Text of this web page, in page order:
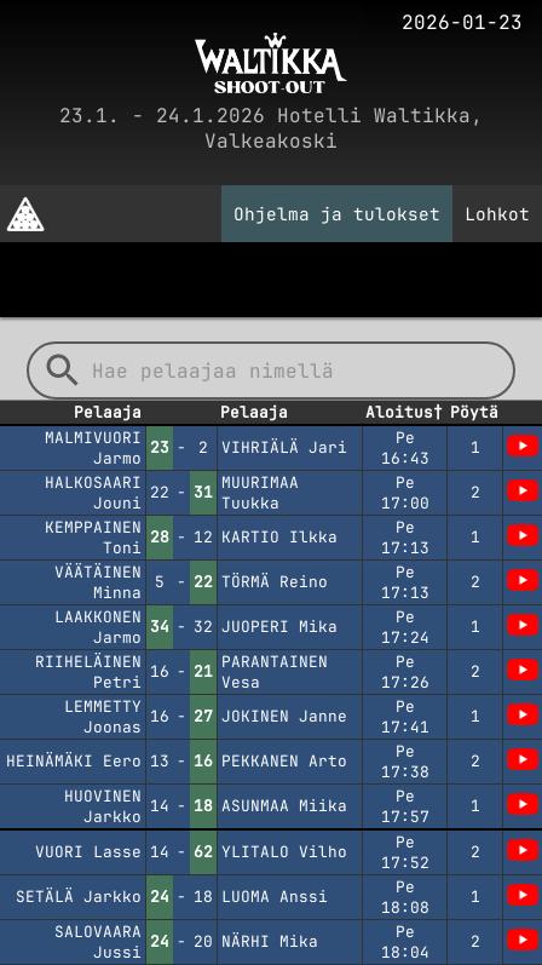
2026-01-23
23.1. - 24.1.2026 Hotelli Waltikka,
Valkeakoski
Lohkot
Ohjelma ja tulokset
Pelaaja Pelaaja Aloitus† Pöytä
MALMIVUORI
Jarmo
23 - 2 VIHRIÄLÄ Jari
Pe
16:43
1
HALKOSAARI
Jouni
22 - 31 MUURIMAA
Tuukka
Pe
17:00
2
KEMPPAINEN
Toni
28 - 12 KARTIO Ilkka
Pe
17:13
1
VÄÄTÄINEN
Minna
5 - 22 TÖRMÄ Reino
Pe
17:13
2
LAAKKONEN
Jarmo
34 - 32 JUOPERI Mika
Pe
17:24
1
RIIHELÄINEN
Petri
16 - 21 PARANTAINEN
Vesa
Pe
17:26
2
LEMMETTY
Joonas
16 - 27 JOKINEN Janne
Pe
17:41
1
HEINÄMÄKI Eero 13 - 16 PEKKANEN Arto
Pe
17:38
2
HUOVINEN
Jarkko
14 - 18 ASUNMAA Miika
Pe
17:57
1
VUORI Lasse 14 - 62 YLITALO Vilho
Pe
17:52
2
SETÄLÄ Jarkko 24 - 18 LUOMA Anssi
Pe
18:08
1
SALOVAARA
Jussi
24 - 20 NÄRHI Mika
Pe
18:04
2